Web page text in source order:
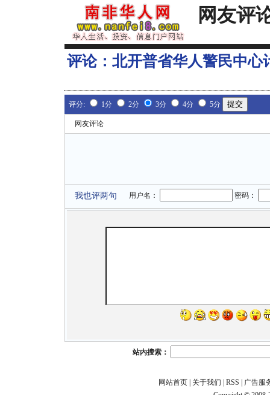
网友评
评论： 北开普省华人警民中心
评分: 1分 2分 3分 4分 5分
网友评论
我也评两句 用户名： 密码：
站内搜索：
网站首页| 关于我们 RSS
广告服